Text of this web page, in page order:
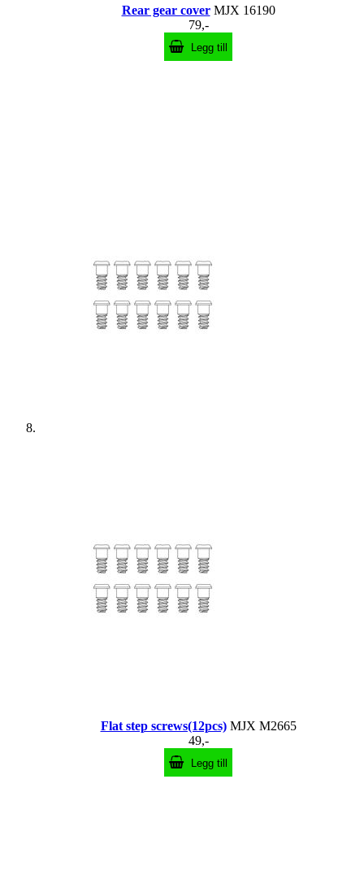
Rear gear cover MJX 16190
79,-
Legg till
Flat step screws(12pcs) MJX M2665
49,-
Legg till